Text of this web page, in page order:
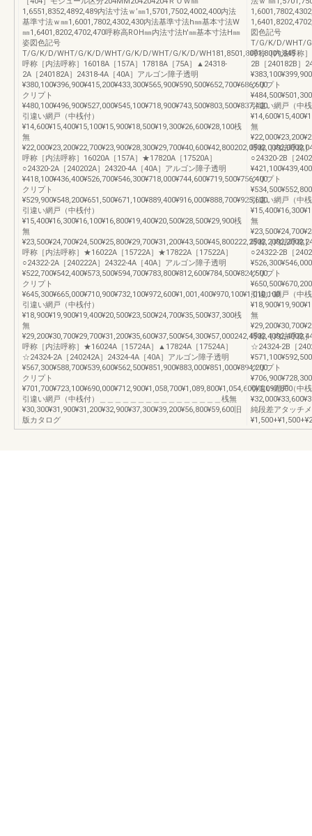
1,6551,8352,4892,489内法寸法ｗ’㎜1,5701,7502,4002,400内法
基準寸法ｗ㎜1,6001,7802,4302,430内法基準寸法h㎜基本寸法W
㎜1,6401,8202,4702,470呼称高ROH㎜内法寸法h'㎜基本寸法H㎜
姿図色記号
T/G/K/D/WHT/G/K/D/WHT/G/K/D/WHT/G/K/D/WH181,8501,8001,8001,845
呼称［内法呼称］16018A［157A］17818A［75A］▲24318-
2A［240182A］24318-4A［40A］アルゴン障子透明
¥380,100¥396,900¥415,200¥433,300¥565,900¥590,500¥652,700¥686,600
クリプト
¥480,100¥496,900¥527,000¥545,100¥718,900¥743,500¥803,500¥837,400
引違い網戸（中桟付）
¥14,600¥15,400¥15,100¥15,900¥18,500¥19,300¥26,600¥28,100桟
無
呼称［内法呼称］16020A［157A］★17820A［17520A］
○24320-2A［240202A］24320-4A［40A］アルゴン障子透明
¥418,100¥436,400¥526,700¥546,300¥718,000¥744,600¥719,500¥756,400
クリプト
¥529,900¥548,200¥651,500¥671,100¥889,400¥916,000¥888,700¥925,600
引違い網戸（中桟付）
¥15,400¥16,300¥16,100¥16,800¥19,400¥20,500¥28,500¥29,900桟
無
呼称［内法呼称］★16022A［15722A］★17822A［17522A］
○24322-2A［240222A］24322-4A［40A］アルゴン障子透明
¥522,700¥542,400¥573,500¥594,700¥783,800¥812,600¥784,500¥824,500
クリプト
¥645,300¥665,000¥710,900¥732,100¥972,600¥1,001,400¥970,100¥1,010,100
引違い網戸（中桟付）
¥18,900¥19,900¥19,400¥20,500¥23,500¥24,700¥35,500¥37,300桟
無
呼称［内法呼称］★16024A［15724A］▲17824A［17524A］
☆24324-2A［240242A］24324-4A［40A］アルゴン障子透明
¥567,300¥588,700¥539,600¥562,500¥851,900¥883,000¥851,000¥894,200
クリプト
¥701,700¥723,100¥690,000¥712,900¥1,058,700¥1,089,800¥1,054,600¥1,097,800
引違い網戸（中桟付）＿＿＿＿＿＿＿＿＿＿＿＿＿＿＿＿桟無
¥30,300¥31,900¥31,200¥32,900¥37,300¥39,200¥56,800¥59,600旧
版カタログ
図色記号
T/G/K/D/WHT/
呼称［内法呼称
2B［240182B］
クリプト
引違い網戸（中
無
呼称［内法呼称
○24320-2B［
クリプト
引違い網戸（中
無
呼称［内法呼称
○24322-2B［
クリプト
引違い網戸（中
無
呼称［内法呼称
☆24324-2B［
クリプト
引違い網戸（中
純段差アタッチ